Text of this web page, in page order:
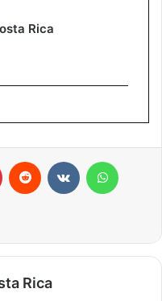
Rica
Pinterest Reddit
Rica